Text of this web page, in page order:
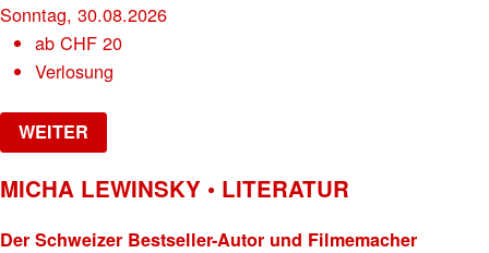
Sonntag, 30.08.2026
abCHF 20
Verlosung
WEITER
MICHA LEWINSKY • LITERATUR
Der Schweizer Bestseller-Autor und Filmemacher